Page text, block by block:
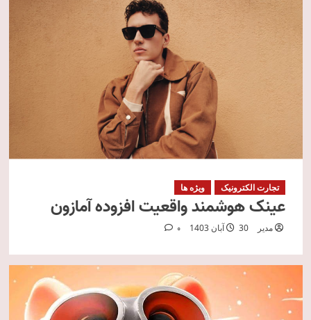
تجارت الکترونیک ویژه ها
عینک‌ هوشمند واقعیت افزوده آمازون
مدیر 30 آبان 1403 0